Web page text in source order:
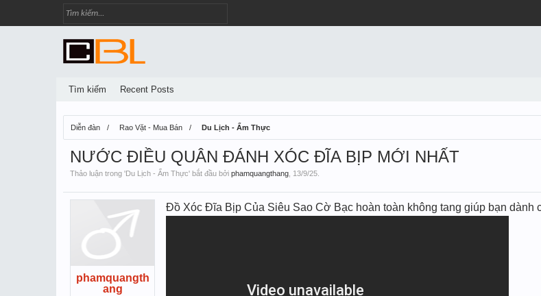
Diễn đàn Rao Vặt - Mua Bán Du Lịch - Ẩm Thực
NƯỚC ĐIỀU QUÂN ĐÁNH XÓC ĐĨA BỊP MỚI NHẤT
Thảo luận trong 'Du Lịch - Ẩm Thực' bắt đầu bởi phamquangthang 13/9/25
phamquangth
ang
Đồ Xóc Đĩa Bịp Của Siêu Sao Cờ Bạc hoàn toàn không tang giúp bạn dành
Tìm kiếm Recent Posts